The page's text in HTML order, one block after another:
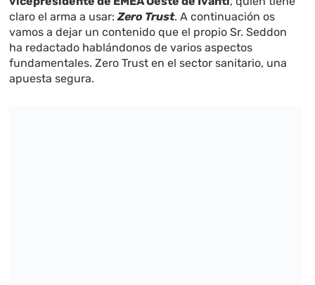
claro el arma a usar:Zero Trust. A continuación os
vamos a dejar un contenido que el propio Sr. Seddon
ha redactado hablándonos de varios aspectos
fundamentales. Zero Trust en el sector sanitario, una
apuesta segura.